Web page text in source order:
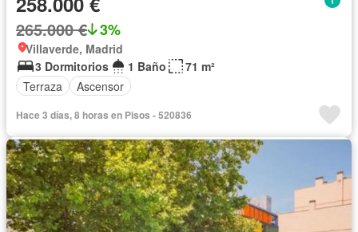
265.000 € 3%
Villaverde, Madrid
3 Dormitorios
1 Baño
71 m²
Terraza
Ascensor
Hace 3 días, 8 horas en Pisos - 520836